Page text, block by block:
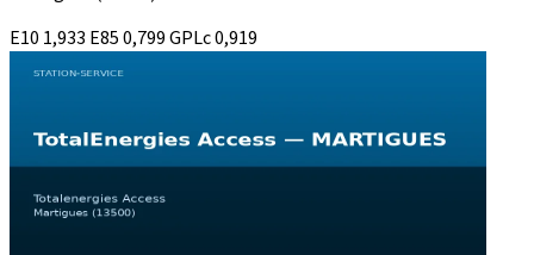
E10 1,933 E850,799GPLc0,919